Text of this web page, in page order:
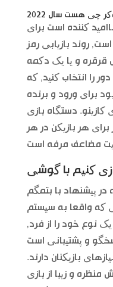
چی هست سال 2022
کننده است برای
روند بازیابی رمز
قرقره و یا یک دکمه
را انتخاب کنید, که
برای ورود و برنده
دستگاه بازی
هر بازیکن در هر
کنیم با گوشی
پیشنهاد با بتمگم
که واقعا به سیستم
نوع خود را از فرد,
و پشتیبانی است
بازیکنان دارند.
و زیبا از بازی